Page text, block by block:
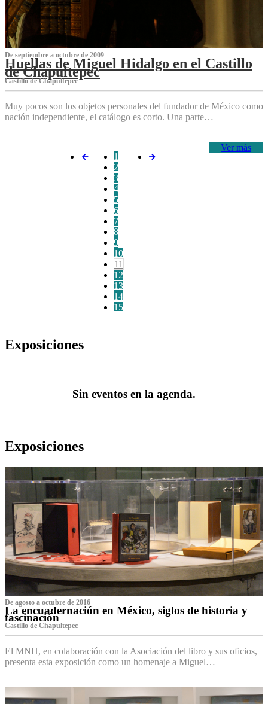
De septiembre a octubre de 2009
Huellas de Miguel Hidalgo en el Castillo
de Chapultepec
Castillo de Chapultepec
Muy pocos son los objetos personales del fundador de México como
nación independiente, el catálogo es corto. Una parte…
Ver más
1
2
3
4
5
6
7
8
9
10
11
12
13
14
15
Exposiciones
Sin eventos en la agenda.
Exposiciones
De agosto a octubre de 2016
La encuadernación en México, siglos de historia y
fascinación
Castillo de Chapultepec
El MNH, en colaboración con la Asociación del libro y sus oficios,
presenta esta exposición como un homenaje a Miguel…